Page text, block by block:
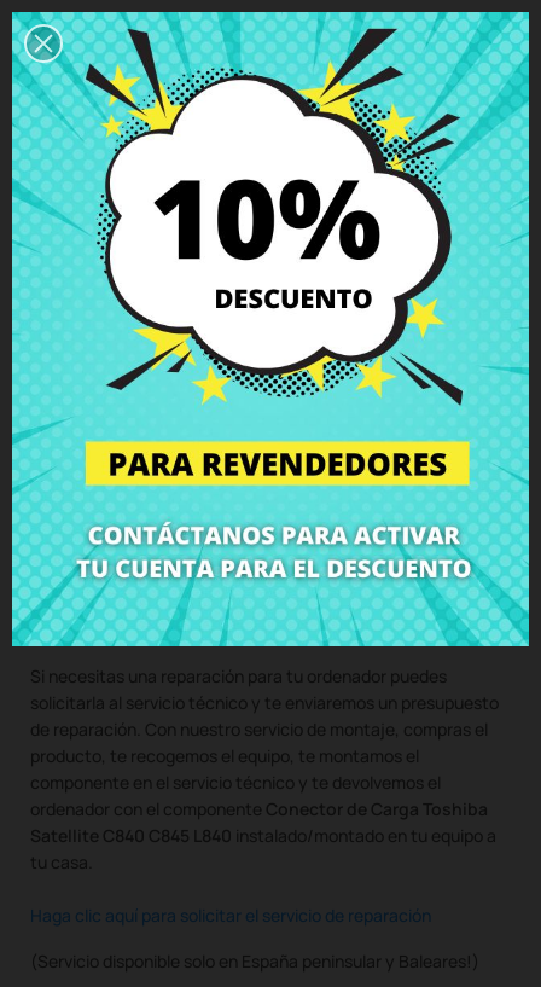
Descripción
Detalles del producto
Grados
Comentarios
Conector de Carga Toshiba Satellite
C840 C845 L840
CompraConector de Carga Toshiba Satellite C840 C845
L840al mejor precio en CRParts - PRODUCTO USADO
ORIGINAL - disponible también con nuestro servicio de
montaje.
Si necesitas una reparación para tu ordenador puedes
solicitarla al servicio técnico y te enviaremos un presupuesto
de reparación. Con nuestro servicio de montaje, compras el
producto, te recogemos el equipo, te montamos el
componente en el servicio técnico y te devolvemos el
ordenador con el componente Conector de Carga Toshiba
Satellite C840 C845 L840 instalado/montado en tu equipo a
tu casa.
Haga clic aquí para solicitar el servicio de reparación
(Servicio disponible solo en España peninsular y Baleares!)